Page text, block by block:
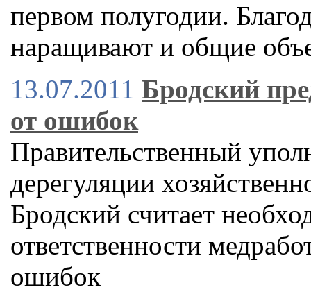
первом полугодии.
наращивают и общие
13.07.2011 Бродский
от ошибок
Правительственный
дерегуляции
Бродский считает
ответственности
ошибок